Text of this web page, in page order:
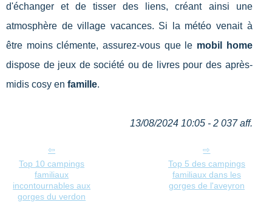
d'échanger et de tisser des liens, créant ainsi une
atmosphère de village vacances. Si la météo venait à
être moins clémente, assurez-vous que le mobil home
dispose de jeux de société ou de livres pour des après-
midis cosy en famille.
13/08/2024 10:05 - 2 037 aff.
Top 10 campings
familiaux
incontournables aux
gorges du verdon
Top 5 des campings
familiaux dans les
gorges de l'aveyron